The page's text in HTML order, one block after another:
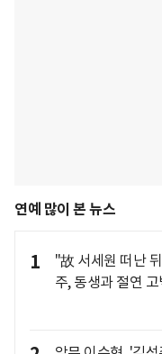
연예 많이 본 뉴스
1
"故 서세원 떠난
주, 동생과 절연 고